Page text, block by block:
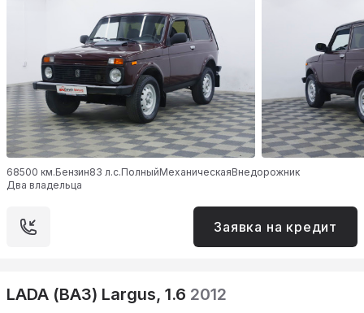
68500 км.Бензин83 л.с.ПолныйМеханическаяВнедорожник
Два владельца
Заявка на кредит
LADA (ВАЗ) Largus, 1.6 2012